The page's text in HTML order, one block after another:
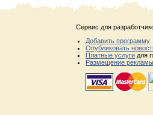
Сервис для
Добавить программу
Опубликовать
Платные услуги для
Размещение рекламы